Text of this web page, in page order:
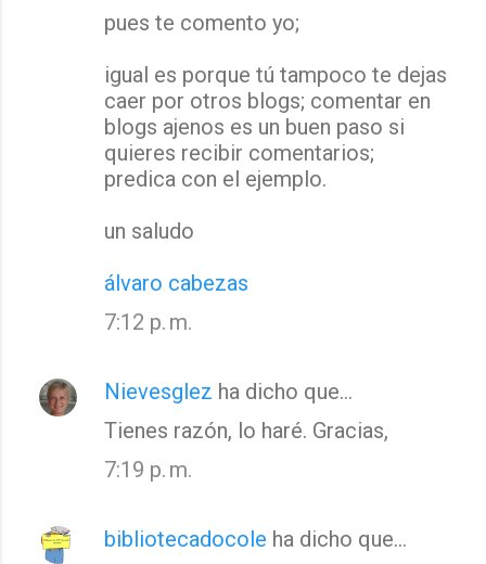
pues te comento yo;
igual es porque tú tampoco te dejas
caer por otros blogs; comentar en
blogs ajenos es un buen paso si
quieres recibir comentarios;
predica con el ejemplo.
un saludo
álvaro cabezas
7:12 p. m.
Nievesglez ha dicho que…
Tienes razón, lo haré. Gracias,
7:19 p. m.
bibliotecadocole ha dicho que…